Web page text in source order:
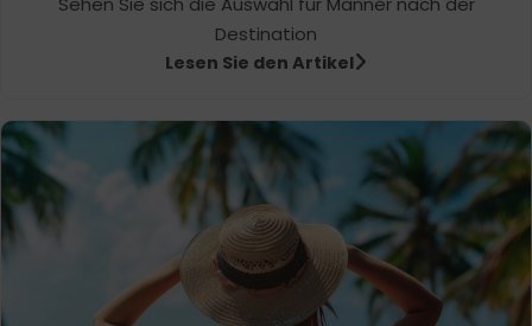
Destination
Lesen Sie den Artikel